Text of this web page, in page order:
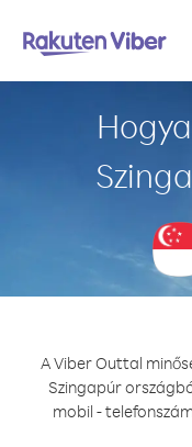
A Viber Outtal
Szingapúr
mobil -